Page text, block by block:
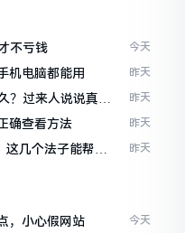
不亏钱 今天
机电脑都能用 昨天
？过来人说说真实
昨天
确查看方法 昨天
几个法子能帮你
昨天
，小心假网站 今天